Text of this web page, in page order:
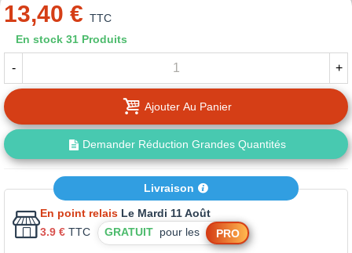
13,40 € TTC
En stock 31 Produits
- +
Ajouter Au Panier
Demander Réduction Grandes Quantités
Livraison
En point relais Le Mardi 11 Août
3.9 € TTC GRATUIT pour les PRO